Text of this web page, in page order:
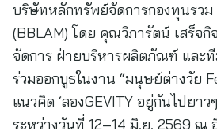
บริษัทหลักทรัพย์จัดการกองทุนรวม
(BBLAM) โดย คุณวิภารัตน์ เสร็จกิ
จัดการ ฝ่ายบริหารผลิตภัณฑ์ และที
ร่วมออกบูธในงาน “มนุษย์ต่างวัย
แนวคิด ‘ลองGEVITY อยู่กันไปยาว
ระหว่างวันที่ 12–14 มิ.ย. 2569 ณ